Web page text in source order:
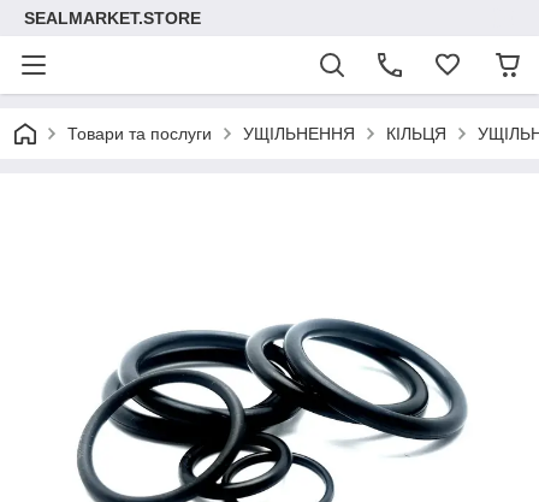
SEALMARKET.STORE
Товари та послуги УЩІЛЬНЕННЯ КІЛЬЦЯ